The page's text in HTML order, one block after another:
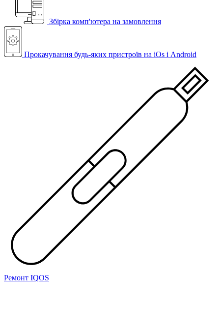
Збірка комп'ютера на замовлення
Прокачування будь-яких пристроїв на iOs і Android
Ремонт IQOS